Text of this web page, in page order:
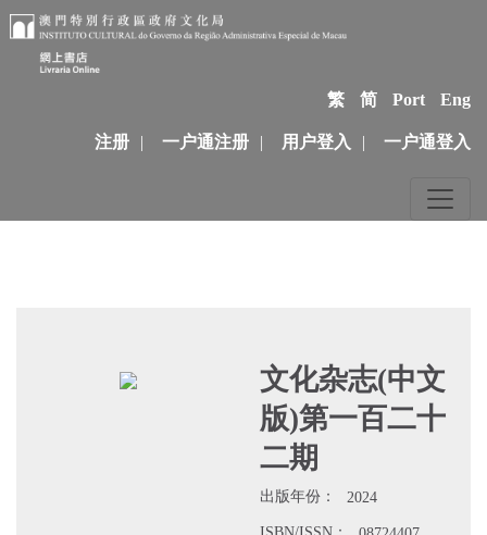
繁 简 Port Eng
注册 | 一户通注册 | 用户登入 | 一户通登入
文化杂志(中文
版)第一百二十
二期
出版年份： 2024